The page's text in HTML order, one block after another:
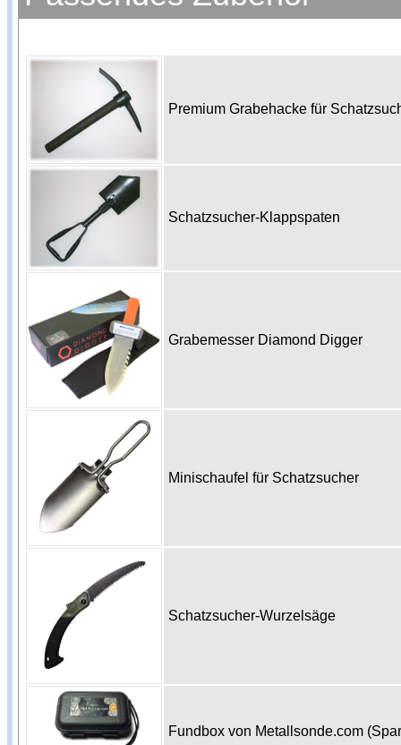
Premium Grabehacke für
Schatzsucher-Klappspaten
Grabemesser Diamond Digger
Minischaufel für Schatzsucher
Schatzsucher-Wurzelsäge
Fundbox von Metallsonde.com